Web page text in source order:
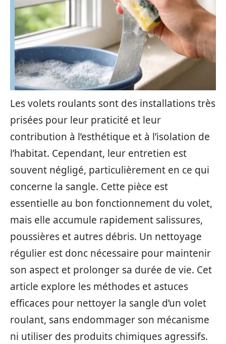
Les volets roulants sont des installations très
prisées pour leur praticité et leur
contribution à l’esthétique et à l’isolation de
l’habitat. Cependant, leur entretien est
souvent négligé, particulièrement en ce qui
concerne la sangle. Cette pièce est
essentielle au bon fonctionnement du volet,
mais elle accumule rapidement salissures,
poussières et autres débris. Un nettoyage
régulier est donc nécessaire pour maintenir
son aspect et prolonger sa durée de vie. Cet
article explore les méthodes et astuces
efficaces pour nettoyer la sangle d’un volet
roulant, sans endommager son mécanisme
ni utiliser des produits chimiques agressifs.